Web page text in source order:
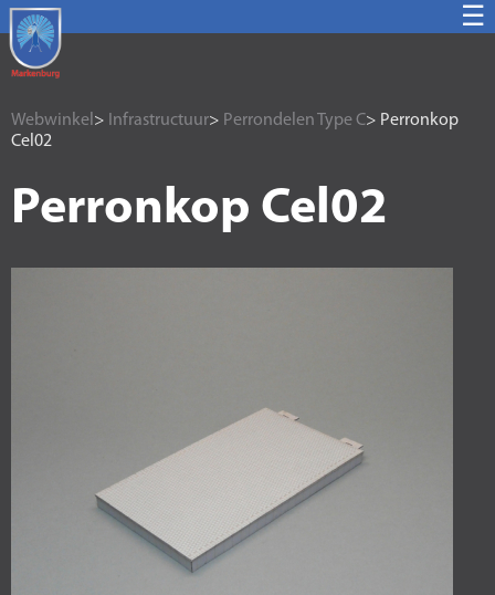
☰
Webwinkel > Infrastructuur> Perrondelen Type C> Perronkop
Cel02
Perronkop Cel02